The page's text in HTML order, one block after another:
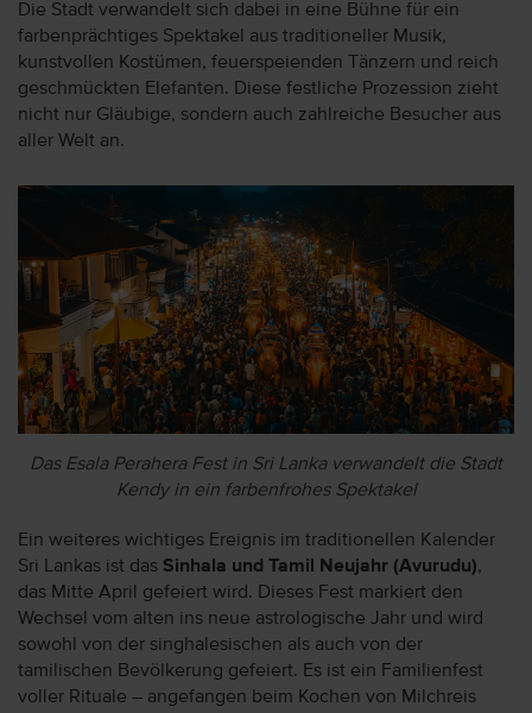
Die Stadt verwandelt sich dabei in eine Bühne für ein
farbenprächtiges Spektakel aus traditioneller Musik,
kunstvollen Kostümen, feuerspeienden Tänzern und reich
geschmückten Elefanten. Diese festliche Prozession zieht
nicht nur Gläubige, sondern auch zahlreiche Besucher aus
aller Welt an.
Das Esala Perahera Fest in Sri Lanka verwandelt die Stadt
Kendy in ein farbenfrohes Spektakel
Ein weiteres wichtiges Ereignis im traditionellen Kalender
Sri Lankas ist das Sinhala und Tamil Neujahr (Avurudu),
das Mitte April gefeiert wird. Dieses Fest markiert den
Wechsel vom alten ins neue astrologische Jahr und wird
sowohl von der singhalesischen als auch von der
tamilischen Bevölkerung gefeiert. Es ist ein Familienfest
voller Rituale – angefangen beim Kochen von Milchreis